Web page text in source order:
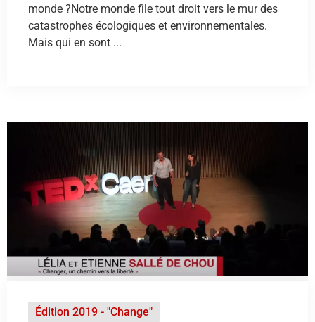
monde ?Notre monde file tout droit vers le mur des
catastrophes écologiques et environnementales.
Mais qui en sont ...
Édition 2019 - "Change"